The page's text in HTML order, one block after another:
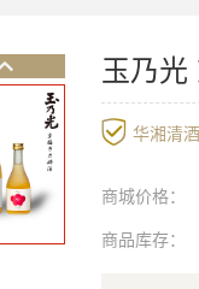
玉乃光
华湘清
商城价格：
商品库存：